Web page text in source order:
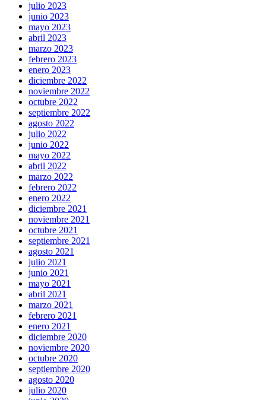
julio 2023
junio 2023
mayo 2023
abril 2023
marzo 2023
febrero 2023
enero 2023
diciembre 2022
noviembre 2022
octubre 2022
septiembre 2022
agosto 2022
julio 2022
junio 2022
mayo 2022
abril 2022
marzo 2022
febrero 2022
enero 2022
diciembre 2021
noviembre 2021
octubre 2021
septiembre 2021
agosto 2021
julio 2021
junio 2021
mayo 2021
abril 2021
marzo 2021
febrero 2021
enero 2021
diciembre 2020
noviembre 2020
octubre 2020
septiembre 2020
agosto 2020
julio 2020